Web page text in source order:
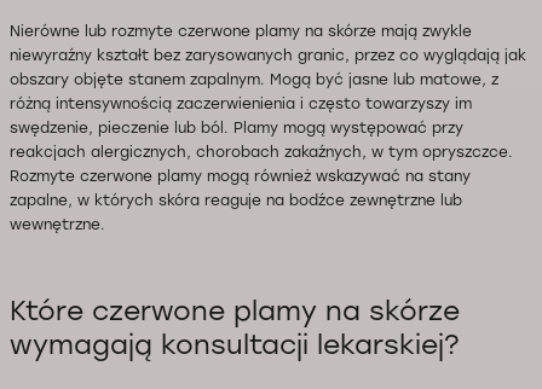
Nierówne lub rozmyte czerwone plamy na skórze mają zwykle
niewyraźny kształt bez zarysowanych granic, przez co wyglądają jak
obszary objęte stanem zapalnym. Mogą być jasne lub matowe, z
różną intensywnością zaczerwienienia i często towarzyszy im
swędzenie, pieczenie lub ból. Plamy mogą występować przy
reakcjach alergicznych, chorobach zakaźnych, w tym opryszczce.
Rozmyte czerwone plamy mogą również wskazywać na stany
zapalne, w których skóra reaguje na bodźce zewnętrzne lub
wewnętrzne.
Które czerwone plamy na skórze
wymagają konsultacji lekarskiej?